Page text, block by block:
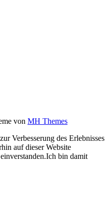
von MH Themes
Verbesserung des Erlebnisses
auf dieser Website
Ich bin damit